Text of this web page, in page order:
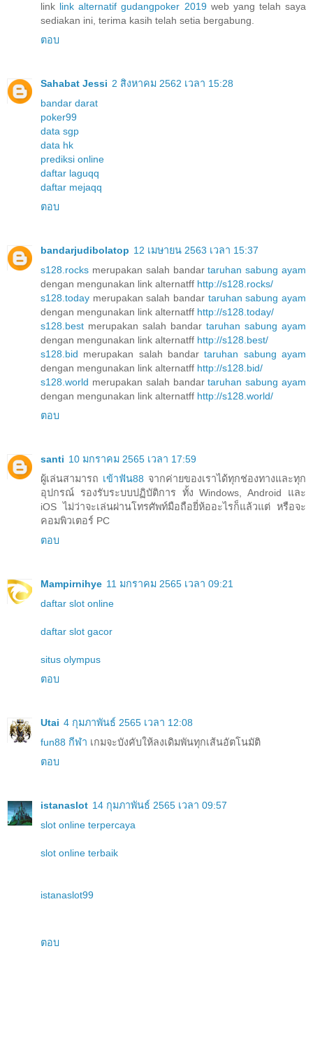
link link alternatif gudangpoker 2019web yang telah saya
sediakan ini, terima kasih telah setia bergabung.
ตอบ
Sahabat Jessi 2 สิงหาคม 2562 เวลา 15:28
bandar darat
poker99
data sgp
data hk
prediksi online
daftar laguqq
daftar mejaqq
ตอบ
bandarjudibolatop 12 เมษายน 2563 เวลา 15:37
s128.rocks merupakan salah bandartaruhan sabung ayam
dengan mengunakan link alternatff http://s128.rocks/
s128.today merupakan salah bandar taruhan sabung ayam
dengan mengunakan link alternatff http://s128.today/
s128.best merupakan salah bandar taruhan sabung ayam
dengan mengunakan link alternatff http://s128.best/
s128.bid merupakan salah bandartaruhan sabung ayam
dengan mengunakan link alternatff http://s128.bid/
s128.world merupakan salah bandartaruhan sabung ayam
dengan mengunakan link alternatff http://s128.world/
ตอบ
santi 10 มกราคม 2565 เวลา 17:59
ผู้เล่นสามารถ เข้าฟัน88 จากค่ายของเราได้ทุกช่องทางและทุก
อุปกรณ์ รองรับระบบปฏิบัติการ ทั้ง Windows, Android และ
iOS ไม่ว่าจะเล่นผ่านโทรศัพท์มือถือยี่ห้ออะไรก็แล้วแต่ หรือจะ
คอมพิวเตอร์ PC
ตอบ
Mampirnihye 11 มกราคม 2565 เวลา 09:21
daftar slot online
daftar slot gacor
situs olympus
ตอบ
Utai 4 กุมภาพันธ์ 2565 เวลา 12:08
fun88 กีฬา เกมจะบังคับให้ลงเดิมพันทุกเส้นอัตโนมัติ
ตอบ
istanaslot 14 กุมภาพันธ์ 2565 เวลา 09:57
slot online terpercaya
slot online terbaik
istanaslot99
ตอบ